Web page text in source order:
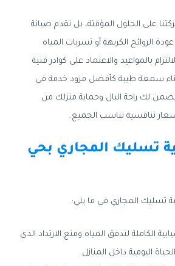
على الحلول المؤقتة، بل تقدم صيانة
الروائح الكريهة أو تسربات المياه
بالمواعيد والاعتماد على كوادر فنية
سمعة طيبة كأفضل مزود خدمة في
لك راحة البال وحماية منزلك من
تنافسية تناسب الجميع.
تسليك المجاري بحي
تسليك المجاري في ما يلي:
الكاملة لتدفق المياه ومنع الارتداد الذي
اليومية داخل المنازل.